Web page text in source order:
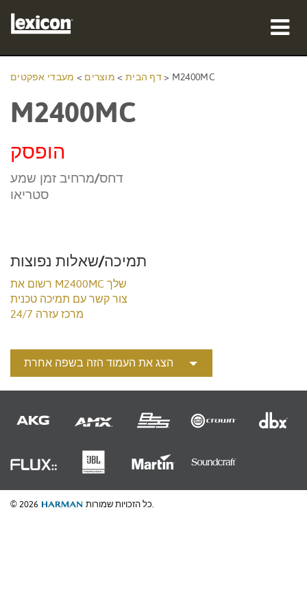
היכן לקנות
הדרכה
שפה/אזור
דף הבית > מוצרים > מעבדי אפקטים > M2400MC
M2400MC
הופסק
דחס/מרחיב זמן שמע
סטריאו
תמיכה/שאלות נפוצות
רשום את M2400MC שלך
צור קשר עם תמיכה טכנית
מרכז עזרה 24/7
הצג את העמוד הזה בשפה אחרת
© 2026